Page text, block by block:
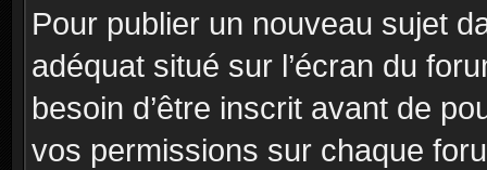
Pour publier un nouveau sujet
adéquat situé sur l’écran du
besoin d’être inscrit avant de
vos permissions sur chaque